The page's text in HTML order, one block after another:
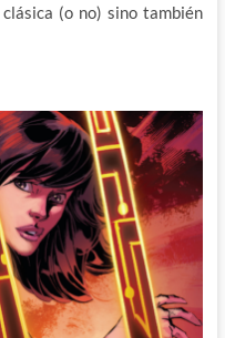
(o no) sino también